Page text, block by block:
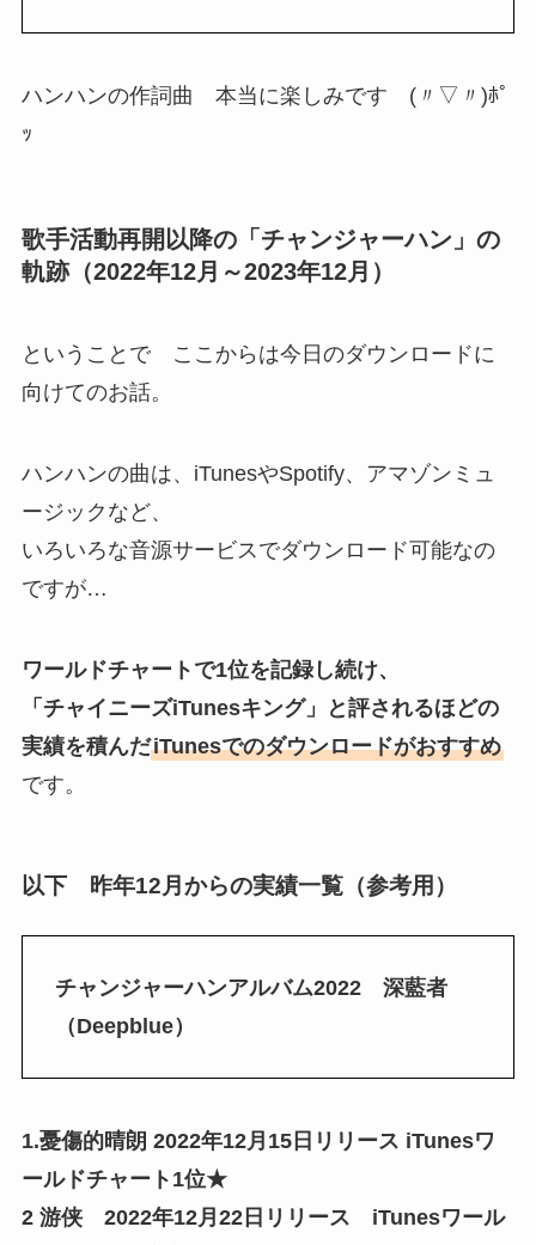
ハンハンの作詞曲 本当に楽しみです (〃▽〃)ﾎﾟ
ｯ
歌手活動再開以降の「チャンジャーハン」の
軌跡（2022年12月～2023年12月）
ということで ここからは今日のダウンロードに
向けてのお話。
ハンハンの曲は、iTunesやSpotify、アマゾンミュ
ージックなど、
いろいろな音源サービスでダウンロード可能なの
ですが…
ワールドチャートで1位を記録し続け、
「チャイニーズiTunesキング」と評されるほどの
実績を積んだiTunesでのダウンロードがおすすめ
です。
以下 昨年12月からの実績一覧（参考用）
チャンジャーハンアルバム2022 深藍者
（Deepblue）
1.憂傷的晴朗 2022年12月15日リリース iTunesワ
ールドチャート1位★
2 游侠 2022年12月22日リリース iTunesワール